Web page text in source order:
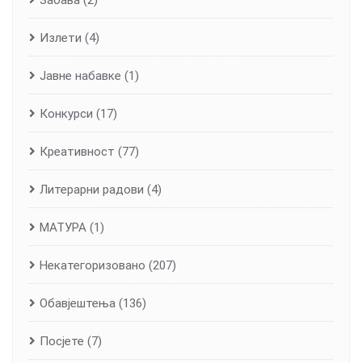
Излети (4)
Јавне набавке (1)
Конкурси (17)
Креативност (77)
Литерарни радови (4)
МАТУРА (1)
Некатегоризовано (207)
Обавјештења (136)
Посјете (7)